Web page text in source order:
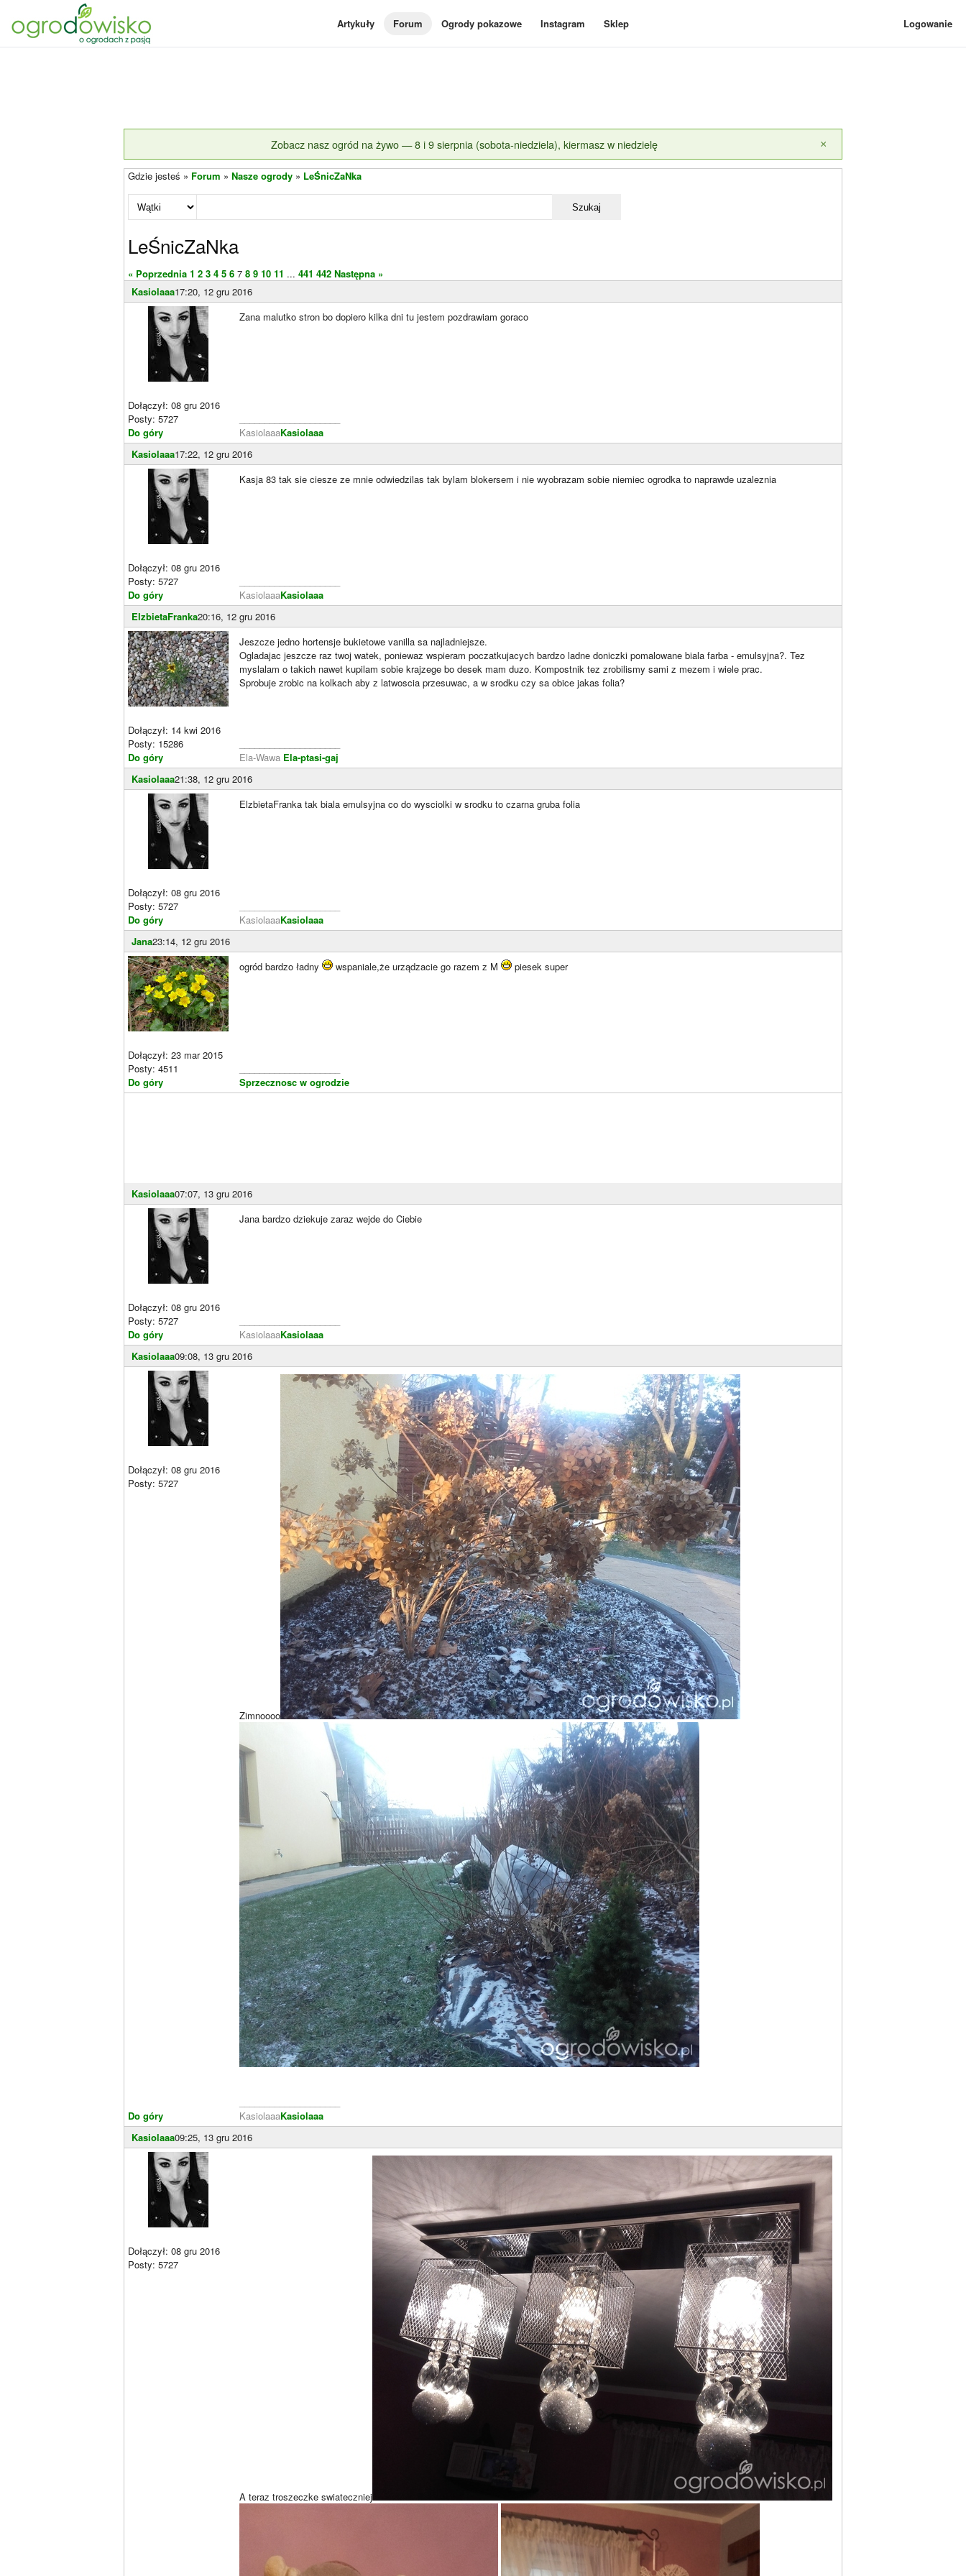
Artykuły Forum Ogrody pokazowe Instagram Sklep Logowanie
Zobacz nasz ogród na żywo — 8 i 9 sierpnia (sobota-niedziela), kiermasz w niedzielę ×
Gdzie jesteś » Forum » Nasze ogrody » LeŚnicZaNka
Szukaj
LeŚnicZaNka
« Poprzednia 1 2 3 4 5 6 7 8 9 10 11 ... 441 442 Następna »
Kasiolaaa17:20, 12 gru 2016
Dołączył: 08 gru 2016
Posty: 5727
Do góry
Zana malutko stron bo dopiero kilka dni tu jestem pozdrawiam goraco
KasiolaaaKasiolaaa
Kasiolaaa17:22, 12 gru 2016
Dołączył: 08 gru 2016
Posty: 5727
Do góry
Kasja 83 tak sie ciesze ze mnie odwiedzilas tak bylam blokersem i nie wyobrazam sobie niemiec ogrodka to naprawde uzaleznia
KasiolaaaKasiolaaa
ElzbietaFranka20:16, 12 gru 2016
Dołączył: 14 kwi 2016
Posty: 15286
Do góry
Jeszcze jedno hortensje bukietowe vanilla sa najladniejsze.
Ogladajac jeszcze raz twoj watek, poniewaz wspieram poczatkujacych bardzo ladne doniczki pomalowane biala farba - emulsyjna?. Tez
myslalam o takich nawet kupilam sobie krajzege bo desek mam duzo. Kompostnik tez zrobilismy sami z mezem i wiele prac.
Sprobuje zrobic na kolkach aby z latwoscia przesuwac, a w srodku czy sa obice jakas folia?
Ela-Wawa Ela-ptasi-gaj
Kasiolaaa21:38, 12 gru 2016
Dołączył: 08 gru 2016
Posty: 5727
Do góry
ElzbietaFranka tak biala emulsyjna co do wysciolki w srodku to czarna gruba folia
KasiolaaaKasiolaaa
Jana23:14, 12 gru 2016
Dołączył: 23 mar 2015
Posty: 4511
Do góry
ogród bardzo ładny wspaniale,że urządzacie go razem z M piesek super
Sprzecznosc w ogrodzie
Kasiolaaa07:07, 13 gru 2016
Dołączył: 08 gru 2016
Posty: 5727
Do góry
Jana bardzo dziekuje zaraz wejde do Ciebie
KasiolaaaKasiolaaa
Kasiolaaa09:08, 13 gru 2016
Dołączył: 08 gru 2016
Posty: 5727
Do góry
Zimnoooo
KasiolaaaKasiolaaa
Kasiolaaa09:25, 13 gru 2016
Dołączył: 08 gru 2016
Posty: 5727
A teraz troszeczke swiateczniej